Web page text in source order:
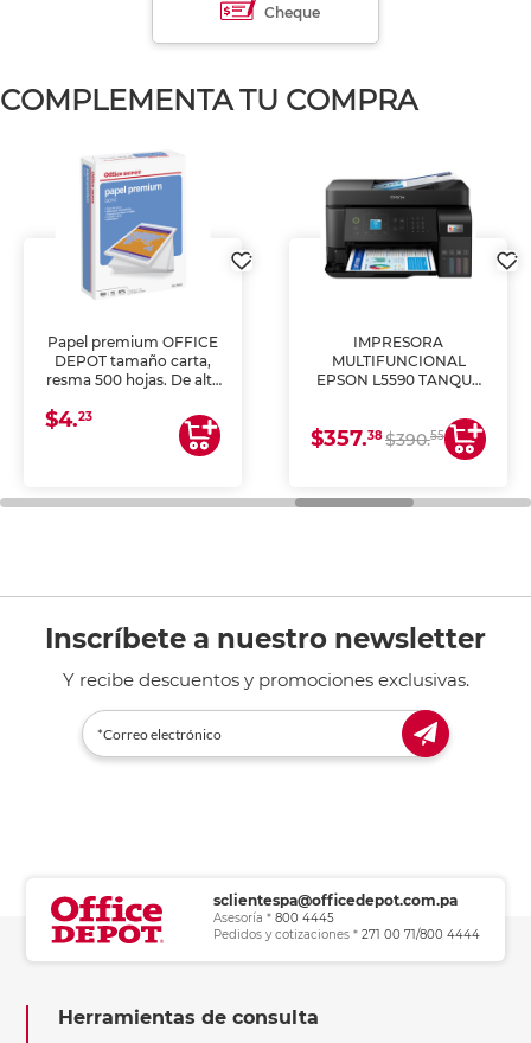
Cheque
COMPLEMENTA TU COMPRA
Papel premium OFFICE
DEPOT tamaño carta,
resma 500 hojas. De alta
uniforme, ideal para
impresoras de inyección
de tinta y láser,
general de oficina.
$4.23
IMPRESORA
MULTIFUNCIONAL
EPSON L5590 TANQUE
COPIA Y ESCANEA)
$357.38$390.55
Inscríbete a nuestro newsletter
Y recibe descuentos y promociones exclusivas.
sclientespa@officedepot.com.pa
Asesoría * 800 4445
Pedidos y cotizaciones * 271 00 71/800 4444
Herramientas de consulta